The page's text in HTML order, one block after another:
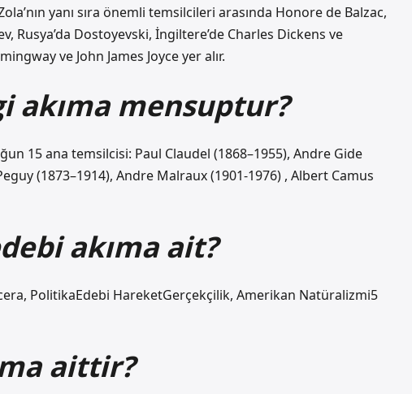
yanı sıra önemli temsilcileri arasında Honore de Balzac,
Rusya’da Dostoyevski, İngiltere’de Charles Dickens ve
ve John James Joyce yer alır.
akıma mensuptur?
15 ana temsilcisi: Paul Claudel (1868–1955), Andre Gide
(1873–1914), Andre Malraux (1901-1976) , Albert Camus
akıma ait?
PolitikaEdebi HareketGerçekçilik, Amerikan Natüralizmi5
aittir?